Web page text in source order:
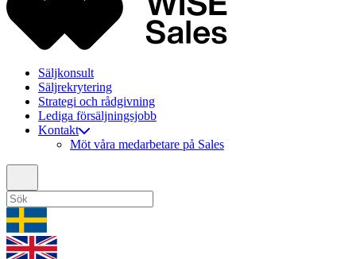
Säljkonsult
Säljrekrytering
Strategi och rådgivning
Lediga försäljningsjobb
Kontakt
Möt våra medarbetare på Sales